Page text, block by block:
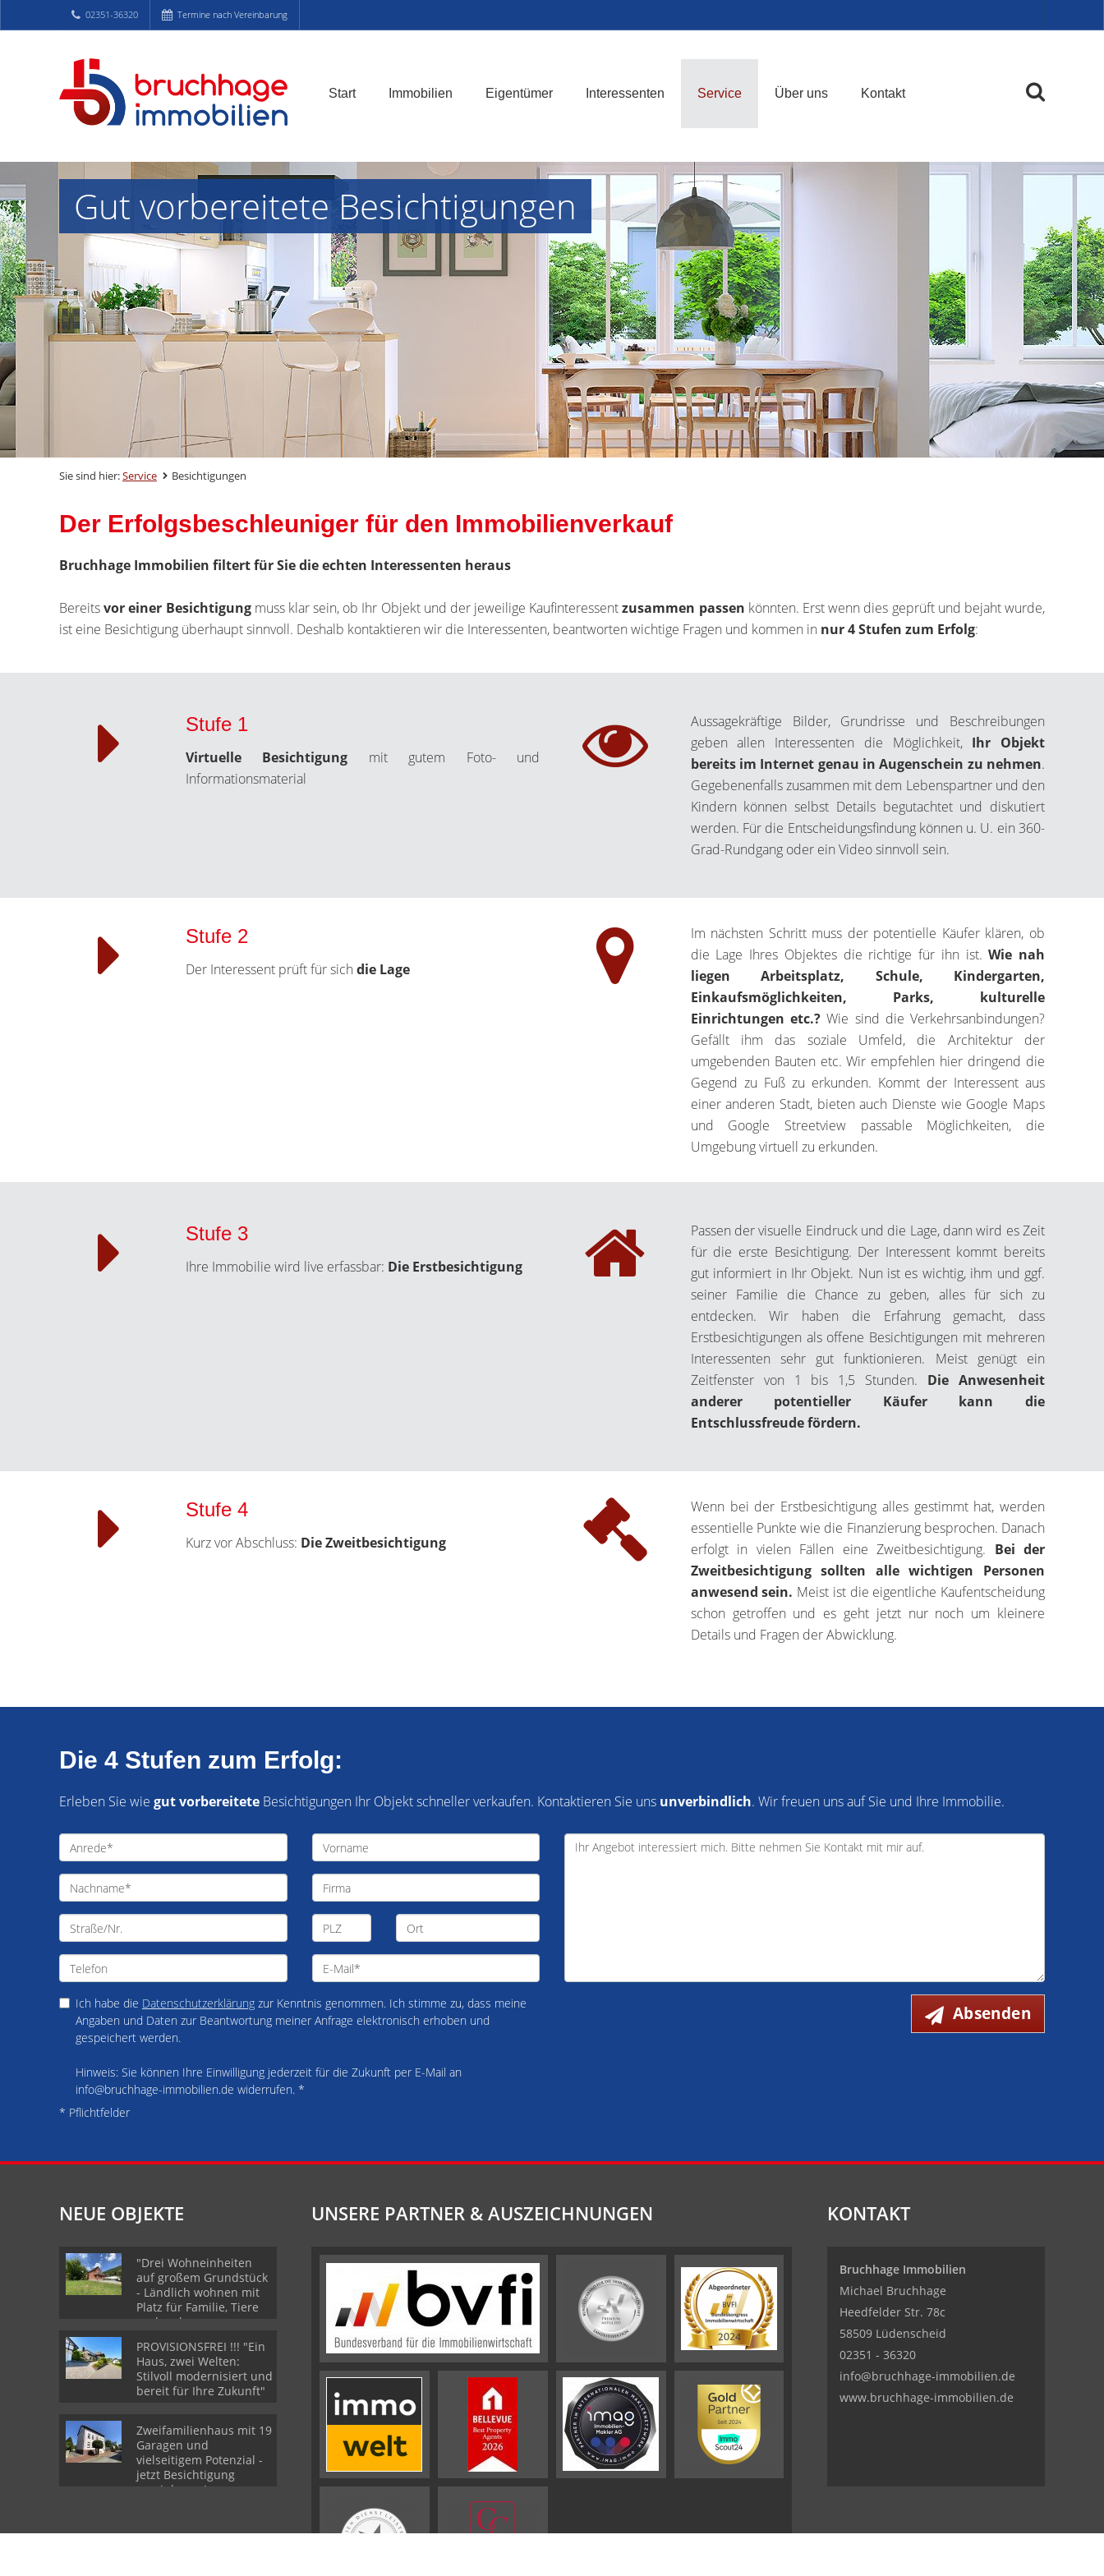
02351-36320 Termine nach Vereinbarung
Start Immobilien Eigentümer Interessenten Service Über uns Kontakt
Gut vorbereitete Besichtigungen
Sie sind hier:Service Besichtigungen
Der Erfolgsbeschleuniger für den Immobilienverkauf
Bruchhage Immobilien filtert für Sie die echten Interessenten heraus
Bereitsvor einer Besichtigungmuss klar sein, ob Ihr Objekt und der jeweilige Kaufinteressentzusammen passen könnten. Erst wenn dies geprüft und bejaht wurde,
ist eine Besichtigung überhaupt sinnvoll. Deshalb kontaktieren wir die Interessenten, beantworten wichtige Fragen und kommen in nur 4 Stufen zum Erfolg:
Stufe 1
Virtuelle Besichtigung mit gutem Foto- und
Informationsmaterial
Aussagekräftige Bilder, Grundrisse und Beschreibungen
geben allen Interessenten die Möglichkeit, Ihr Objekt
bereits im Internet genau in Augenschein zu nehmen.
Gegebenenfalls zusammen mit dem Lebenspartner und den
Kindern können selbst Details begutachtet und diskutiert
werden. Für die Entscheidungsfindung können u. U. ein 360-
Grad-Rundgang oder ein Video sinnvoll sein.
Stufe 2
Der Interessent prüft für sich die Lage
Im nächsten Schritt muss der potentielle Käufer klären, ob
die Lage Ihres Objektes die richtige für ihn ist.Wie nah
liegen Arbeitsplatz, Schule, Kindergarten,
Einkaufsmöglichkeiten, Parks, kulturelle
Einrichtungen etc.? Wie sind die Verkehrsanbindungen?
Gefällt ihm das soziale Umfeld, die Architektur der
umgebenden Bauten etc. Wir empfehlen hier dringend die
Gegend zu Fuß zu erkunden. Kommt der Interessent aus
einer anderen Stadt, bieten auch Dienste wie Google Maps
und Google Streetview passable Möglichkeiten, die
Umgebung virtuell zu erkunden.
Stufe 3
Ihre Immobilie wird live erfassbar: Die Erstbesichtigung
Passen der visuelle Eindruck und die Lage, dann wird es Zeit
für die erste Besichtigung. Der Interessent kommt bereits
gut informiert in Ihr Objekt. Nun ist es wichtig, ihm und ggf.
seiner Familie die Chance zu geben, alles für sich zu
entdecken. Wir haben die Erfahrung gemacht, dass
Erstbesichtigungen als offene Besichtigungen mit mehreren
Interessenten sehr gut funktionieren. Meist genügt ein
Zeitfenster von 1 bis 1,5 Stunden. Die Anwesenheit
anderer potentieller Käufer kann die
Entschlussfreude fördern.
Stufe 4
Kurz vor Abschluss: Die Zweitbesichtigung
Wenn bei der Erstbesichtigung alles gestimmt hat, werden
essentielle Punkte wie die Finanzierung besprochen. Danach
erfolgt in vielen Fällen eine Zweitbesichtigung. Bei der
Zweitbesichtigung sollten alle wichtigen Personen
anwesend sein. Meist ist die eigentliche Kaufentscheidung
schon getroffen und es geht jetzt nur noch um kleinere
Details und Fragen der Abwicklung.
Die 4 Stufen zum Erfolg:
Erleben Sie wie gut vorbereitete Besichtigungen Ihr Objekt schneller verkaufen. Kontaktieren Sie uns unverbindlich. Wir freuen uns auf Sie und Ihre Immobilie.
Ich habe die Datenschutzerklärung zur Kenntnis genommen. Ich stimme zu, dass meine
Angaben und Daten zur Beantwortung meiner Anfrage elektronisch erhoben und
gespeichert werden.
Hinweis: Sie können Ihre Einwilligung jederzeit für die Zukunft per E-Mail an
info@bruchhage-immobilien.de widerrufen. *
* Pflichtfelder
Absenden
NEUE OBJEKTE
"Drei Wohneinheiten
auf großem Grundstück
- Ländlich wohnen mit
Platz für Familie, Tiere
und mehr.
PROVISIONSFREI !!! "Ein
Haus, zwei Welten:
Stilvoll modernisiert und
bereit für Ihre Zukunft"
Zweifamilienhaus mit 19
Garagen und
vielseitigem Potenzial -
jetzt Besichtigung
vereinbaren!
UNSERE PARTNER & AUSZEICHNUNGEN KONTAKT
Bruchhage Immobilien
Michael Bruchhage
Heedfelder Str. 78c
58509 Lüdenscheid
02351 - 36320
info@bruchhage-immobilien.de
www.bruchhage-immobilien.de